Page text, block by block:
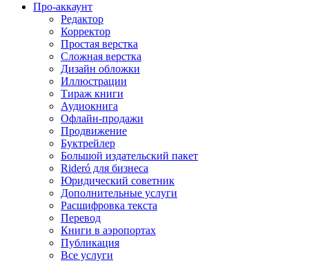
Про-аккаунт
Редактор
Корректор
Простая верстка
Сложная верстка
Дизайн обложки
Иллюстрации
Тираж книги
Аудиокнига
Офлайн-продажи
Продвижение
Буктрейлер
Большой издательский пакет
Rideró для бизнеса
Юридический советник
Дополнительные услуги
Расшифровка текста
Перевод
Книги в аэропортах
Публикация
Все услуги